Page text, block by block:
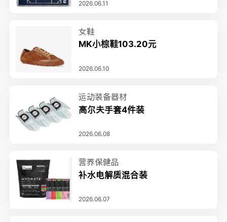
2026.06.11
女鞋
MK小棕鞋103.20元
2026.06.10
运动装备器材
高尔夫手套4件装
2026.06.08
营养保健品
补水电解质混合装
2026.06.07